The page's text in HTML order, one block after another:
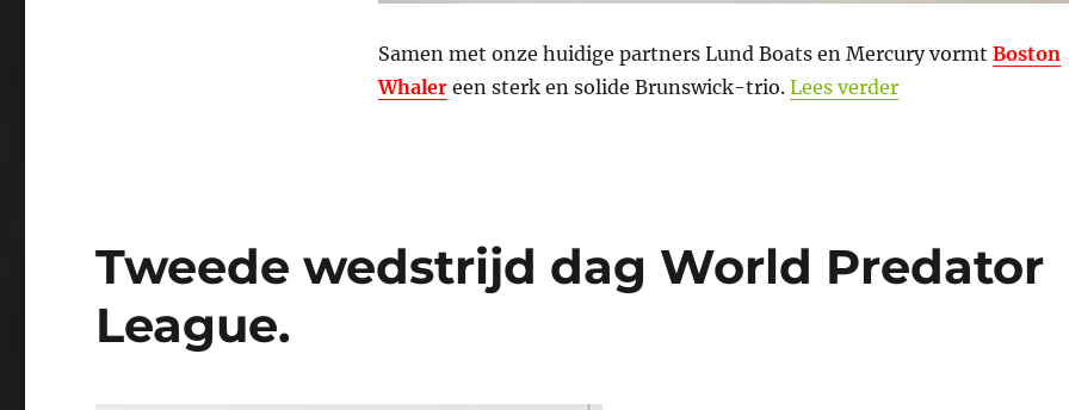
Samen met onze huidige partners Lund Boats en Mercury vormt Boston
Whalereen sterk en solide Brunswick-trio. Lees verder“Nieuwe partner
Tweede wedstrijd dag World Predator
League.